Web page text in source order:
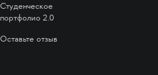
Студенческое
портфолио 2.0
Оставьте отзыв